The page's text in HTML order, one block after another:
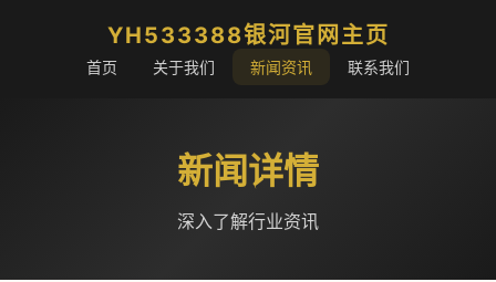
YH533388银河官网主页
首页 关于我们 新闻资讯 联系我们
新闻详情
深入了解行业资讯